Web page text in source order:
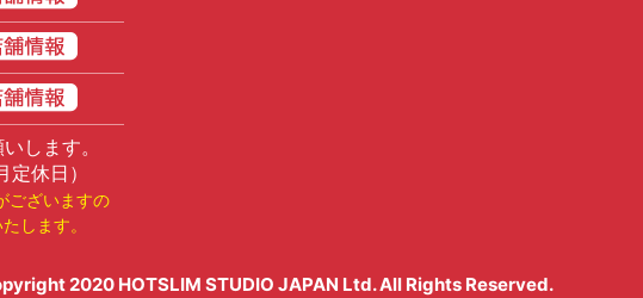
します。
定休日）
ございますの
します。
2020 HOTSLIM STUDIO JAPAN Ltd. All Rights Reserved.